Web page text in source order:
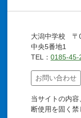
大潟中学校 〒
中央5番地1
TEL： 0185-45-
お問い合わせ
当サイトの内
断使用を固く禁